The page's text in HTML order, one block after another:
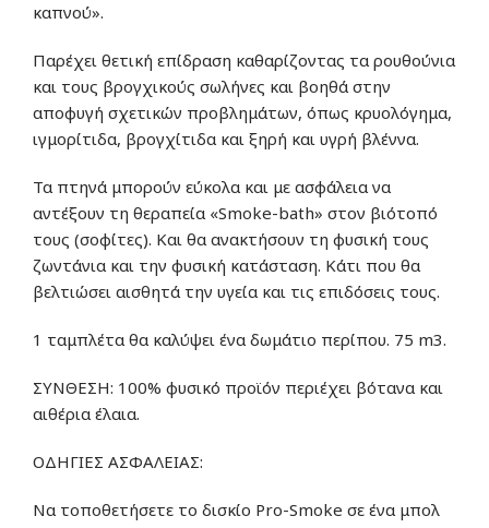
καπνού».
Παρέχει θετική επίδραση καθαρίζοντας τα ρουθούνια
και τους βρογχικούς σωλήνες και βοηθά στην
αποφυγή σχετικών προβλημάτων, όπως κρυολόγημα,
ιγμορίτιδα, βρογχίτιδα και ξηρή και υγρή βλέννα.
Τα πτηνά μπορούν εύκολα και με ασφάλεια να
αντέξουν τη θεραπεία «Smoke-bath» στον βιότοπό
τους (σοφίτες). Και θα ανακτήσουν τη φυσική τους
ζωντάνια και την φυσική κατάσταση. Κάτι που θα
βελτιώσει αισθητά την υγεία και τις επιδόσεις τους.
1 ταμπλέτα θα καλύψει ένα δωμάτιο περίπου. 75 m3.
ΣΥΝΘΕΣΗ: 100% φυσικό προϊόν περιέχει βότανα και
αιθέρια έλαια.
ΟΔΗΓΙΕΣ ΑΣΦΑΛΕΙΑΣ:
Να τοποθετήσετε το δισκίο Pro-Smoke σε ένα μπολ